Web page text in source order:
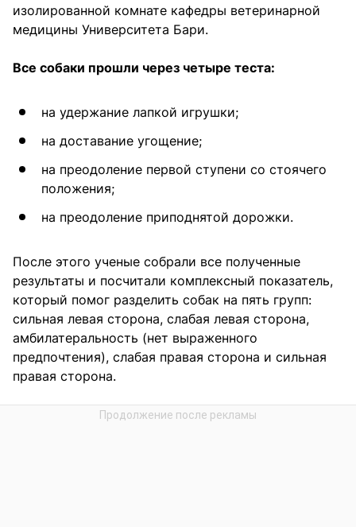
изолированной комнате кафедры ветеринарной
медицины Университета Бари.
Все собаки прошли через четыре теста:
на удержание лапкой игрушки;
на доставание угощение;
на преодоление первой ступени со стоячего
положения;
на преодоление приподнятой дорожки.
После этого ученые собрали все полученные
результаты и посчитали комплексный показатель,
который помог разделить собак на пять групп:
сильная левая сторона, слабая левая сторона,
амбилатеральность (нет выраженного
предпочтения), слабая правая сторона и сильная
правая сторона.